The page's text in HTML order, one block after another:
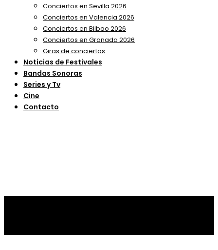
Conciertos en Sevilla 2026
Conciertos en Valencia 2026
Conciertos en Bilbao 2026
Conciertos en Granada 2026
Giras de conciertos
Noticias de Festivales
Bandas Sonoras
Series y Tv
Cine
Contacto